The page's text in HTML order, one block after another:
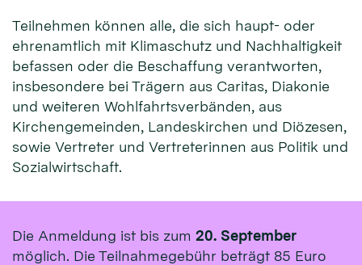
Teilnehmen können alle, die sich haupt- oder
ehrenamtlich mit Klimaschutz und Nachhaltigkeit
befassen oder die Beschaffung verantworten,
insbesondere bei Trägern aus Caritas, Diakonie
und weiteren Wohlfahrtsverbänden, aus
Kirchengemeinden, Landeskirchen und Diözesen,
sowie Vertreter und Vertreterinnen aus Politik und
Sozialwirtschaft.
Die Anmeldung ist bis zum 20. September
möglich. Die Teilnahmegebühr beträgt 85 Euro